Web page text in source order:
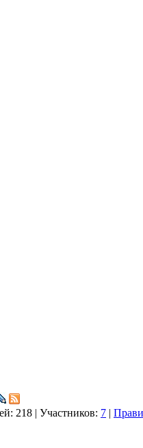
218 | Участников: 7 |